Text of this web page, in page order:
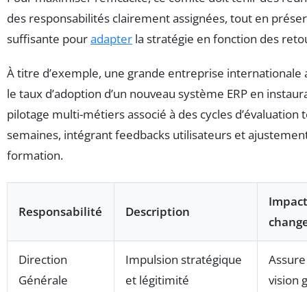
des responsabilités clairement assignées, tout en
suffisante pouradapter la stratégie en fonction des
À titre d’exemple, une grande entreprise internationale
le taux d’adoption d’un nouveau système ERP en
pilotage multi-métiers associé à des cycles d’évaluation
semaines, intégrant feedbacks utilisateurs et
formation.
Responsabilité Description
Direction
Générale
Impulsion stratégique
et légitimité
vision